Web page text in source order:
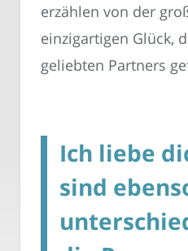
erzählen von der
einzigartigen Glück,
geliebten Partners
Ich liebe
sind